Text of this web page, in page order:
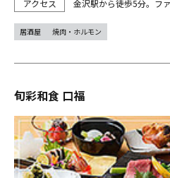
金沢駅から徒歩5分。フ
居酒屋 焼肉・ホルモン
旬彩和食 口福